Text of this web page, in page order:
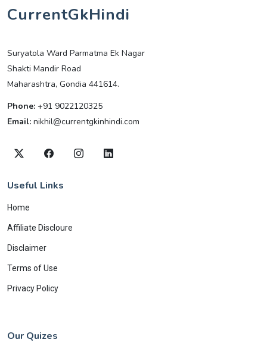
CurrentGkHindi
Suryatola Ward Parmatma Ek Nagar
Shakti Mandir Road
Maharashtra, Gondia 441614.
Phone: +91 9022120325
Email: nikhil@currentgkinhindi.com
Useful Links
Home
Affiliate Discloure
Disclaimer
Terms of Use
Privacy Policy
Our Quizes